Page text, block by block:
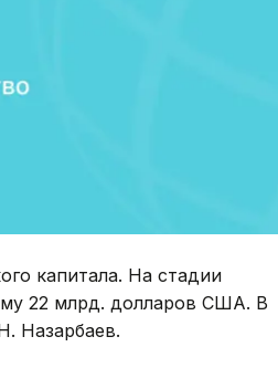
капитала. На стадии
22 млрд. долларов США. В
Назарбаев.